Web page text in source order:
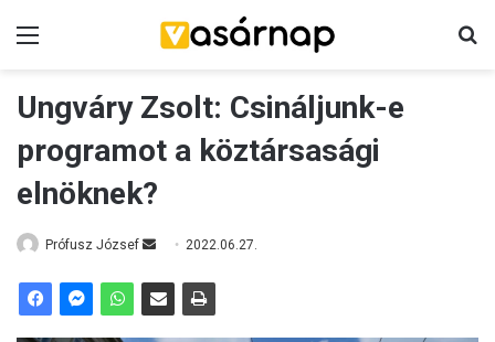
Ungváry Zsolt: Csináljunk-e
programot a köztársasági
elnöknek?
Prófusz József
n
2022.06.27.